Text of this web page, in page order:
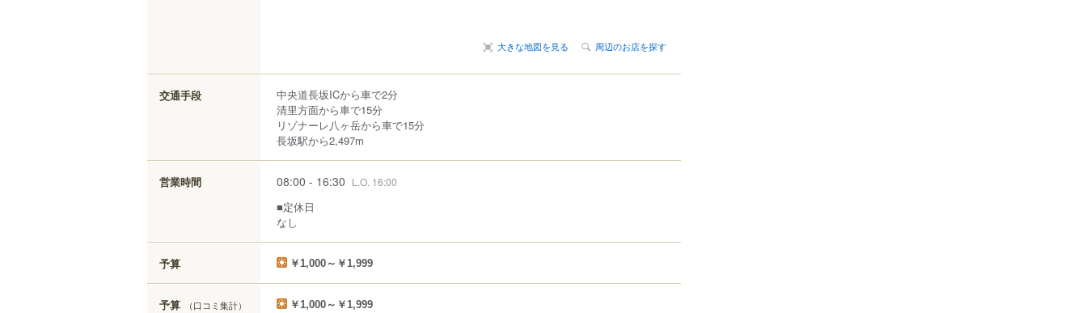
大きな地図を見る 周辺のお店を探す
交通手段
中央道長坂ICから車で2分
清里方面から車で15分
リゾナーレ八ヶ岳から車で15分
長坂駅から2,497m
営業時間 08:00 - 16:30 L.O. 16:00
■定休日
なし
予算 ￥1,000～￥1,999
予算 （口コミ集計） ￥1,000～￥1,999